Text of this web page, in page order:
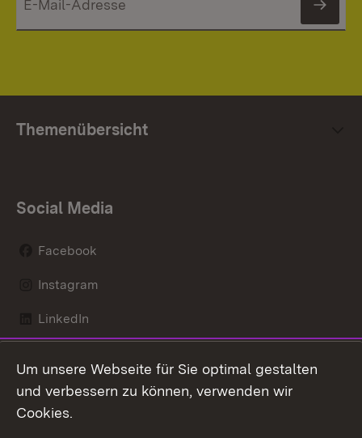
Themenübersicht
Social Media
Facebook
Instagram
LinkedIn
X / Twitter
Youtube
Um unsere Webseite für Sie optimal gestalten
und verbessern zu können, verwenden wir
Cookies.